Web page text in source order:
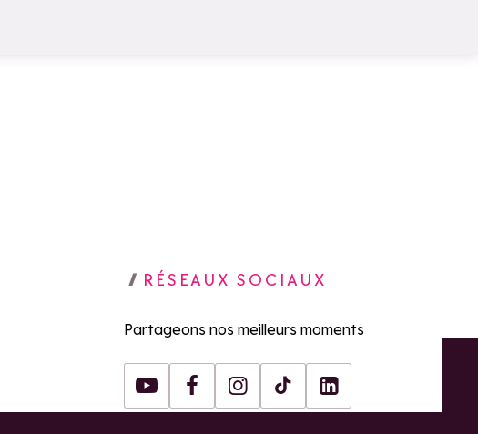
RÉSEAUX SOCIAUX
Partageons nos meilleurs moments
Youtube FacebookInstagram
Tiktok
LinkedIn